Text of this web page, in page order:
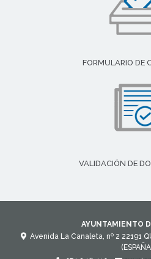
FORMULARIO DE
VALIDACIÓN DE
AYUNTAMIENTO
Avenida La Canaleta, nº 2 22191